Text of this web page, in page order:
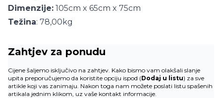
Dimenzije: 105cm x 65cm x 75cm
Težina: 78,00kg
Zahtjev za ponudu
Cijene šaljemo isključivo na zahtjev. Kako bismo vam olakšali slanje
upita preporučujemo da koristite opciju ispod (Dodaj u listu) za sve
artikle koji vas zanimaju. Nakon toga nam možete poslati listu spašenih
artikala jednim klikom, uz vaše kontakt informacije.